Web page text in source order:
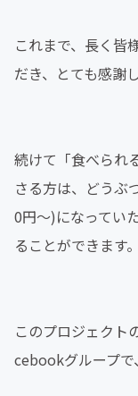
これまで、長く皆
だき、とても感謝
続けて「食べられ
さる方は、どうぶ
0円〜)になってい
ることができます。
このプロジェクト
cebookグループで